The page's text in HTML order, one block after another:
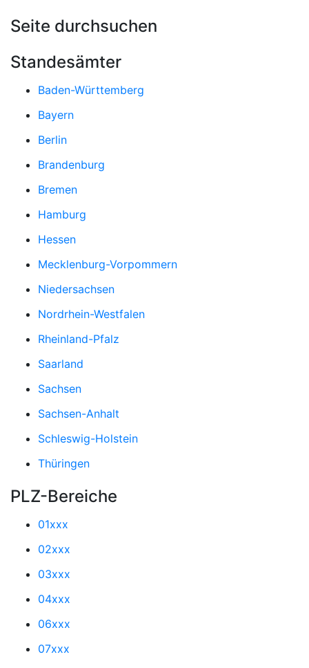
Seite durchsuchen
Standesämter
Baden-Württemberg
Bayern
Berlin
Brandenburg
Bremen
Hamburg
Hessen
Mecklenburg-Vorpommern
Niedersachsen
Nordrhein-Westfalen
Rheinland-Pfalz
Saarland
Sachsen
Sachsen-Anhalt
Schleswig-Holstein
Thüringen
PLZ-Bereiche
01xxx
02xxx
03xxx
04xxx
06xxx
07xxx